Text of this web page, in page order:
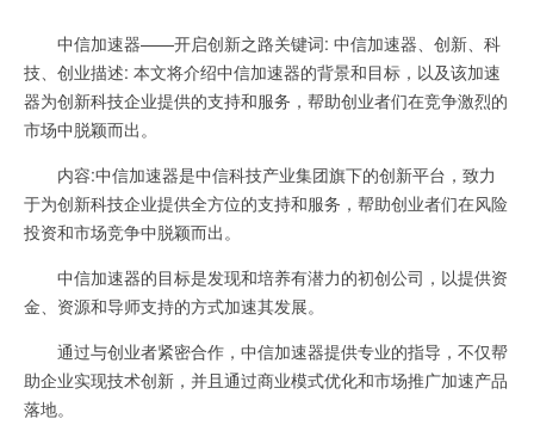
中信加速器——开启创新之路关键词: 中信加速器、创新、科
技、创业描述: 本文将介绍中信加速器的背景和目标，以及该加速
器为创新科技企业提供的支持和服务，帮助创业者们在竞争激烈的
市场中脱颖而出。
内容:中信加速器是中信科技产业集团旗下的创新平台，致力
于为创新科技企业提供全方位的支持和服务，帮助创业者们在风险
投资和市场竞争中脱颖而出。
中信加速器的目标是发现和培养有潜力的初创公司，以提供资
金、资源和导师支持的方式加速其发展。
通过与创业者紧密合作，中信加速器提供专业的指导，不仅帮
助企业实现技术创新，并且通过商业模式优化和市场推广加速产品
落地。